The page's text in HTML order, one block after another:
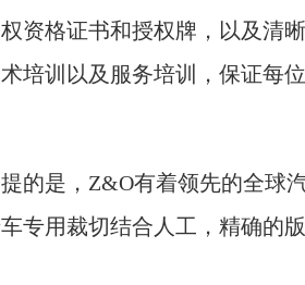
资格证书和授权牌，以及清
培训以及服务培训，保证每
是，Z&O有着领先的全球汽
专用裁切结合人工，精确的